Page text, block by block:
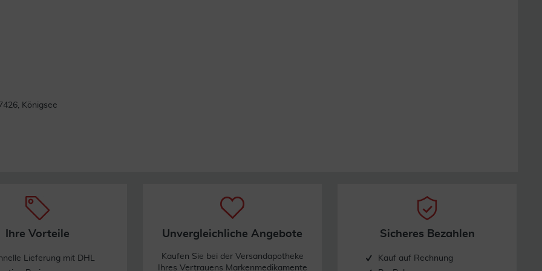
überschritten werden.
und ausgewogene Ernährung sowie für eine
daher ist es wichtig diese mit der Nahrung oder
und Walnüsse.
Kokosöl sind keine Omega-3 Fettsäuren enthalten.
Königsee
Ihre Vorteile
Lieferung mit DHL
Unvergleichliche Angebote
Kaufen Sie bei der Versandapotheke
Ihres Vertrauens Markenmedikamente
Sicheres Bezahlen
Kauf auf Rechnung